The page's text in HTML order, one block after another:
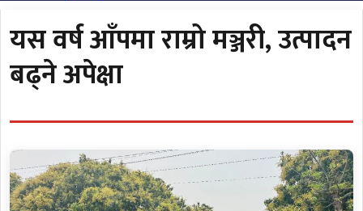
यस वर्ष आँपमा राम्रो मञ्जरी, उत्पादन
बढ्ने अपेक्षा